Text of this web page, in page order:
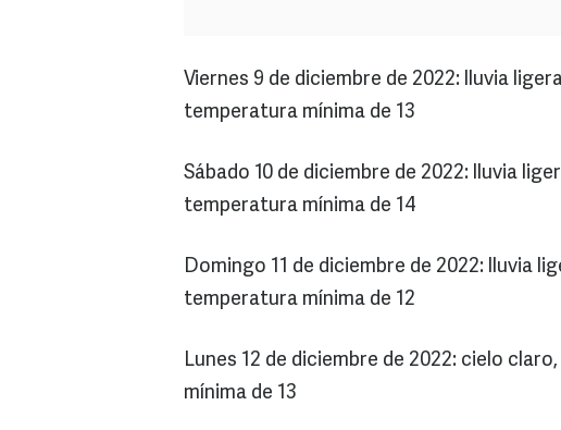
Viernes 9 de diciembre de 2022: lluvia
temperatura mínima de 13
Sábado 10 de diciembre de 2022: lluvia
temperatura mínima de 14
Domingo 11 de diciembre de 2022: lluvia
temperatura mínima de 12
Lunes 12 de diciembre de 2022: cielo
mínima de 13